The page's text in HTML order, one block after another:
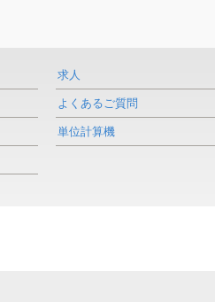
求人
よくあるご質問
単位計算機